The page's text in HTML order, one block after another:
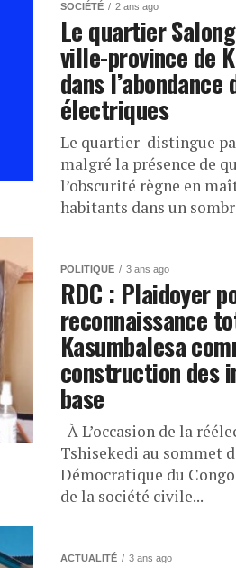
SOCIÉTÉ 2 ans ago
Le quartier
ville-province de
dans l’abondance
électriques
Le quartier distingue
malgré la présence de
l’obscurité règne en
habitants dans un
POLITIQUE 3 ans ago
RDC : Plaidoyer
reconnaissance
Kasumbalesa
construction des
base
À L’occasion de la
Tshisekedi au sommet
Démocratique du
de la société civile...
ACTUALITÉ 3 ans ago